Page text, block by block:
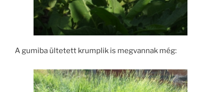
A gumiba ültetett krumplik is megvannak még: